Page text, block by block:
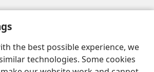
the best possible experience, we
technologies. Some cookies